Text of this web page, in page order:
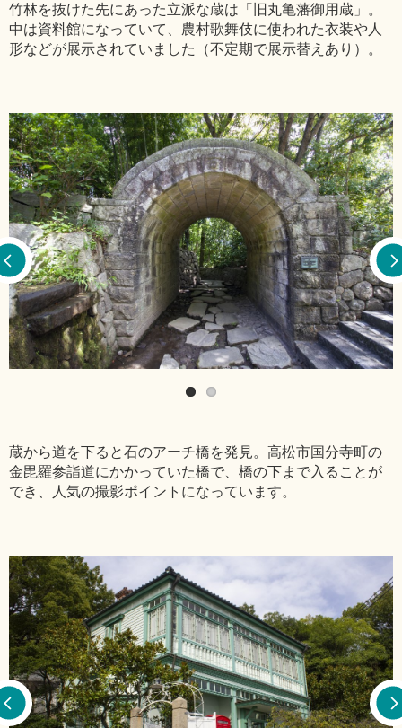
竹林を抜けた先にあった立派な蔵は「旧丸亀藩御用蔵」。
中は資料館になっていて、農村歌舞伎に使われた衣装や人
形などが展示されていました（不定期で展示替えあり）。
蔵から道を下ると石のアーチ橋を発見。高松市国分寺町の
金毘羅参詣道にかかっていた橋で、橋の下まで入ることが
でき、人気の撮影ポイントになっています。